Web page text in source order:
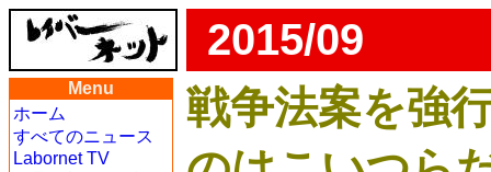
2015/09
Menu
ホーム
すべてのニュース
Labornet TV
戦争法案を強